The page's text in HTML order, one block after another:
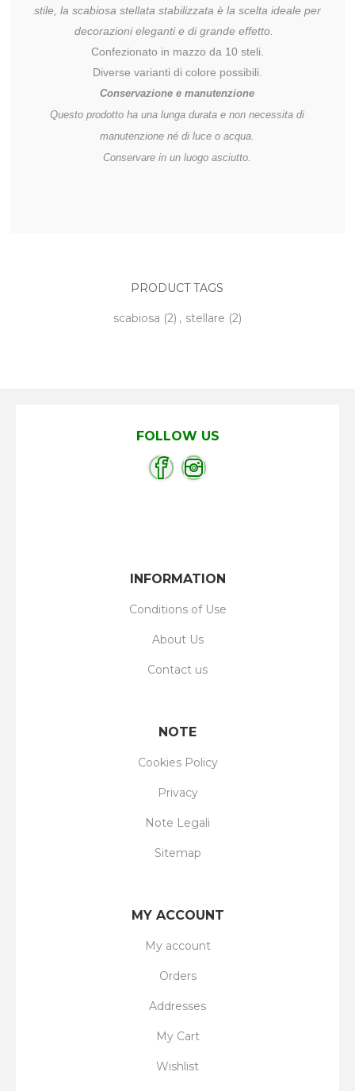
stile, la scabiosa stellata stabilizzata è la scelta ideale per
decorazioni eleganti e di grande effetto.
Confezionato in mazzo da 10 steli.
Diverse varianti di colore possibili.
Conservazione e manutenzione
Questo prodotto ha una lunga durata e non necessita di
manutenzione né di luce o acqua.
Conservare in un luogo asciutto.
PRODUCT TAGS
scabiosa (2) , stellare (2)
FOLLOW US
INFORMATION
Conditions of Use
About Us
Contact us
NOTE
Cookies Policy
Privacy
Note Legali
Sitemap
MY ACCOUNT
My account
Orders
Addresses
My Cart
Wishlist